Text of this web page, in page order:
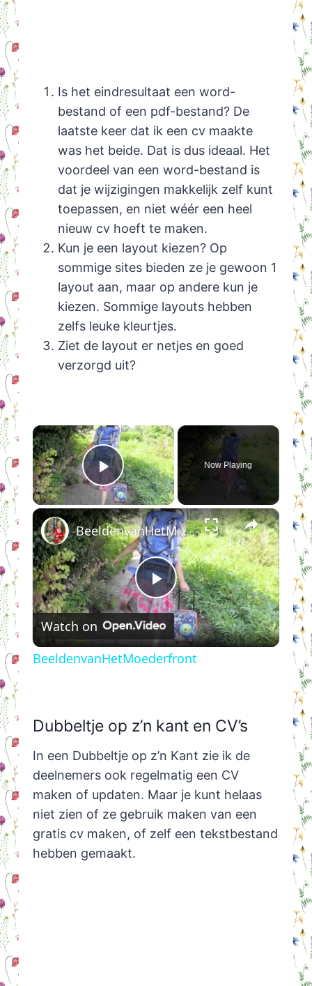
Is het eindresultaat een word-
bestand of een pdf-bestand? De
laatste keer dat ik een cv maakte
was het beide. Dat is dus ideaal. Het
voordeel van een word-bestand is
dat je wijzigingen makkelijk zelf kunt
toepassen, en niet wéér een heel
nieuw cv hoeft te maken.
Kun je een layout kiezen? Op
sommige sites bieden ze je gewoon 1
layout aan, maar op andere kun je
kiezen. Sommige layouts hebben
zelfs leuke kleurtjes.
Ziet de layout er netjes en goed
verzorgd uit?
×
Play Video
Now Playing
×
Play
Video
BeeldenvanHetMoederfront
Watch on
BeeldenvanHetMoederfront
Dubbeltje op z’n kant en CV’s
In een Dubbeltje op z’n Kant zie ik de
deelnemers ook regelmatig een CV
maken of updaten. Maar je kunt helaas
niet zien of ze gebruik maken van een
gratis cv maken, of zelf een tekstbestand
hebben gemaakt.